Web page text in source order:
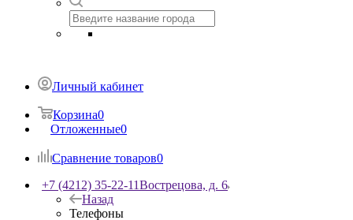
Личный кабинет
Корзина0
Отложенные0
Сравнение товаров0
+7 (4212) 35-22-11Вострецова, д. 6
Назад
Телефоны